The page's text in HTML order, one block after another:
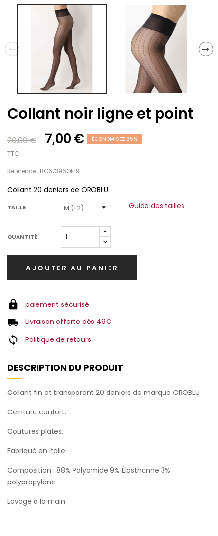
Collant noir ligne et point
20,00 € 7,00 € ÉCONOMISEZ 65%
TTC
Référence : BC67396OR19
Collant 20 deniers de OROBLU
TAILLE Guide des tailles
QUANTITÉ
AJOUTER AU PANIER
paiement sécurisé
Livraison offerte dés 49€
Politique de retours
DESCRIPTION DU PRODUIT
Collant fin et transparent 20 deniers de marque OROBLU .
Ceinture confort.
Coutures plates.
Fabriqué en Italie
Composition : 88% Polyamide 9% Élasthanne 3%
polypropylène.
Lavage à la main